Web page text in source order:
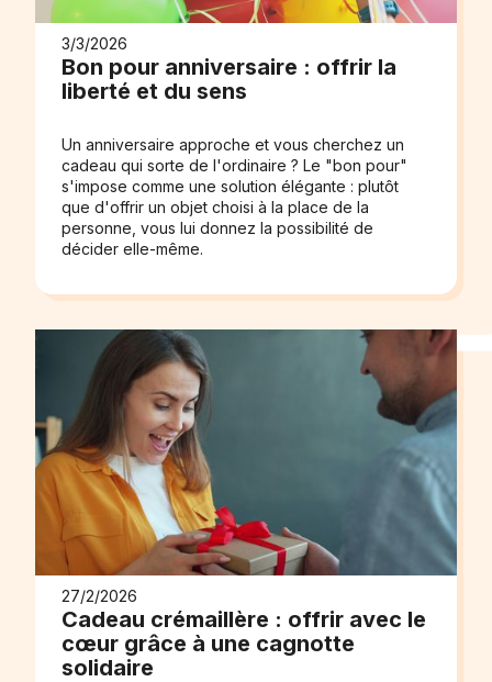
3/3/2026
Bon pour anniversaire : offrir la
liberté et du sens
Un anniversaire approche et vous cherchez un
cadeau qui sorte de l'ordinaire ? Le "bon pour"
s'impose comme une solution élégante : plutôt
que d'offrir un objet choisi à la place de la
personne, vous lui donnez la possibilité de
décider elle-même.
27/2/2026
Cadeau crémaillère : offrir avec le
cœur grâce à une cagnotte
solidaire